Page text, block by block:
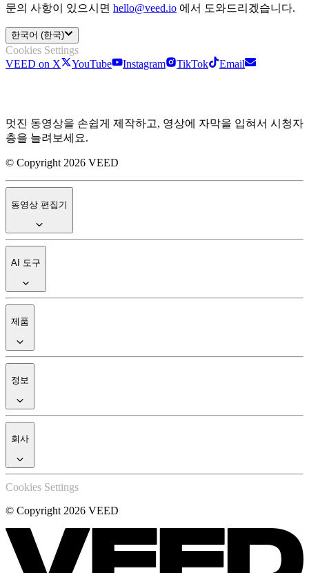
문의 사항이 있으시면 hello@veed.io 에서 도와드리겠습니다.
한국어 (한국)
Cookies Settings
VEED on X
YouTube Instagram TikTok Email
멋진 동영상을 손쉽게 제작하고, 영상에 자막을 입혀서 시청자
층을 늘려보세요.
© Copyright 2026 VEED
동영상 편집기
AI 도구
제품
정보
회사
Cookies Settings
© Copyright 2026 VEED